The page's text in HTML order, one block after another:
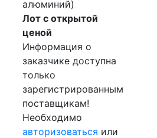
алюминий)
Лот с открытой
ценой
Информация о
заказчике доступна
только
зарегистрированным
поставщикам!
Необходимо
авторизоваться или